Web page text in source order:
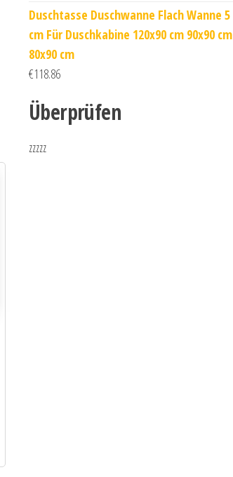
Duschtasse Duschwanne Flach Wanne 5
cm Für Duschkabine 120x90 cm 90x90 cm
80x90 cm
€118.86
Überprüfen
zzzzz